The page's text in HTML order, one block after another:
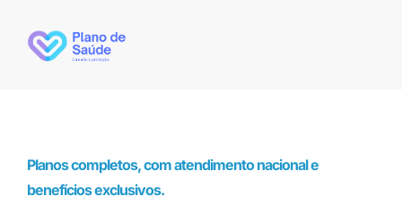
Planos completos, com atendimento nacional e
benefícios exclusivos.